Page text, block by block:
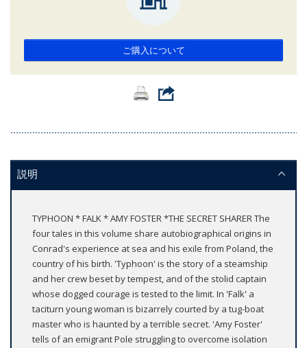
ご購入について
説明
TYPHOON * FALK * AMY FOSTER *THE SECRET SHARER The
four tales in this volume share autobiographical origins in
Conrad's experience at sea and his exile from Poland, the
country of his birth. 'Typhoon' is the story of a steamship
and her crew beset by tempest, and of the stolid captain
whose dogged courage is tested to the limit. In 'Falk' a
taciturn young woman is bizarrely courted by a tug-boat
master who is haunted by a terrible secret. 'Amy Foster'
tells of an emigrant Pole struggling to overcome isolation